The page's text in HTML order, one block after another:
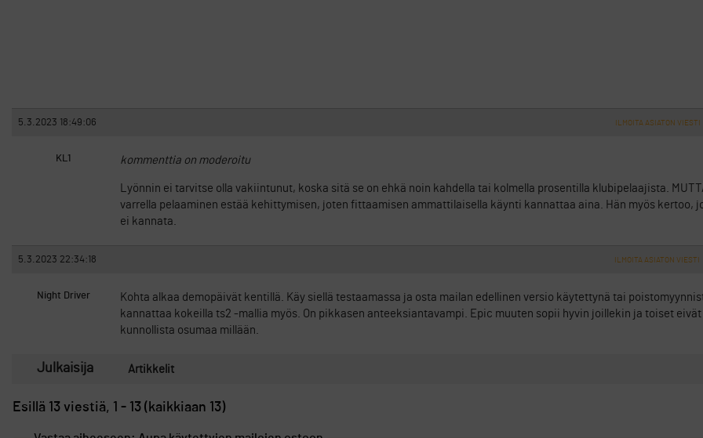
5.3.2023 18:49:06 ILMOITA ASIATON VIESTI
KL1 kommenttia on moderoitu
Lyönnin ei tarvitse olla vakiintunut, koska sitä se on ehkä noin kahdella tai kolmella prosentilla klubipelaajista.
varrella pelaaminen estää kehittymisen, joten fittaamisen ammattilaisella käynti kannattaa aina. Hän myös kertoo,
ei kannata.
5.3.2023 22:34:18 ILMOITA ASIATON VIESTI
Night Driver
Kohta alkaa demopäivät kentillä. Käy siellä testaamassa ja osta mailan edellinen versio käytettynä tai
kannattaa kokeilla ts2 -mallia myös. On pikkasen anteeksiantavampi. Epic muuten sopii hyvin joillekin ja toiset eivät
kunnollista osumaa millään.
Julkaisija Artikkelit
Esillä 13 viestiä, 1 - 13 (kaikkiaan 13)